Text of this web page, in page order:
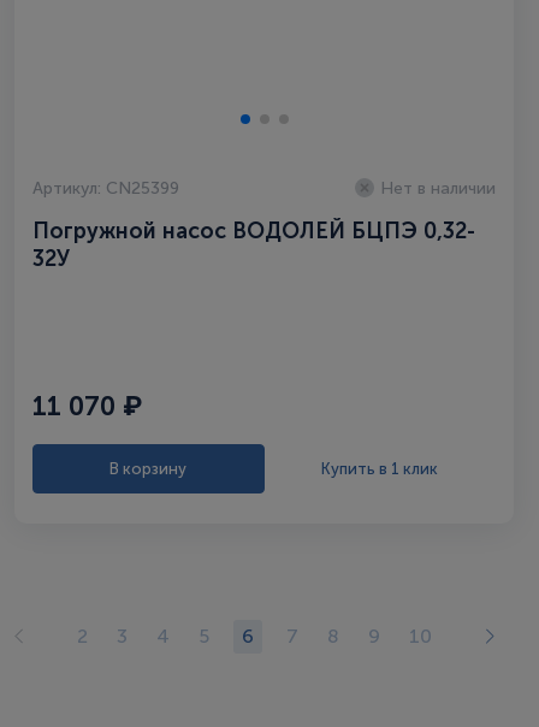
Артикул: CN25399 Нет в наличии
Погружной насос ВОДОЛЕЙ БЦПЭ 0,32-
32У
11 070 ₽
В корзину Купить в 1 клик
2 3 4 5 6 7 8 9 10